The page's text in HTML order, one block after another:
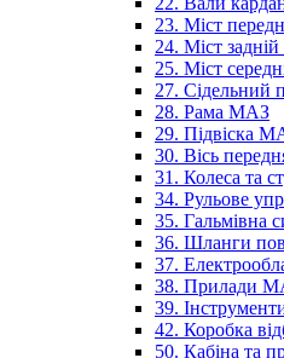
23. Міст
24. Міст
25. Міст
27. Сідельний
28. Рама МАЗ
29. Підвіска
30. Вісь
31. Колеса та
34. Рульове
35. Гальмівна
36. Шланги
37.
38. Прилади
39.
42. Коробка
50. Кабіна та